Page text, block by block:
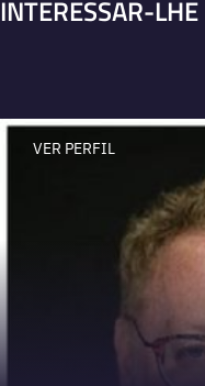
INTERESSAR-LHE
VER PERFIL